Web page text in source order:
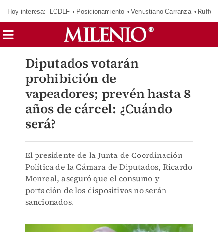
Hoy interesa: LCDLF Posicionamiento Venustiano Carranza Ruffo
Diputados votarán
prohibición de
vapeadores; prevén hasta 8
años de cárcel: ¿Cuándo
será?
El presidente de la Junta de Coordinación
Política de la Cámara de Diputados, Ricardo
Monreal, aseguró que el consumo y
portación de los dispositivos no serán
sancionados.